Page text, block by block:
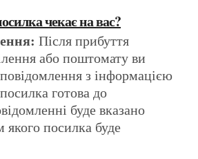
чекає на вас?
Після прибуття
або поштомату ви
з інформацією
готова до
буде вказано
якого посилка буде